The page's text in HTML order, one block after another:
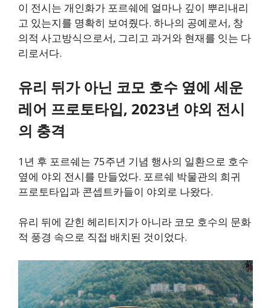
이 전시는 개인화가 포르쉐에 얼마나 깊이 뿌리내리
고 있는지를 명확히 보여줬다. 하나의 공예로서, 창
의적 사고방식으로서, 그리고 과거와 현재를 잇는 다
리로서다.
유리 뒤가 아닌 코모 호수 옆에 세운
레어 프로토타입, 2023년 야외 전시
의 충격
1년 후 포르쉐는 75주년 기념 행사의 일환으로 호수
옆에 야외 전시를 만들었다. 포르쉐 박물관의 희귀
프로토타입과 콘셉트카들이 야외로 나왔다.
유리 뒤에 갇힌 헤리티지가 아니라 코모 호수의 문화
적 풍경 속으로 직접 배치된 것이었다.